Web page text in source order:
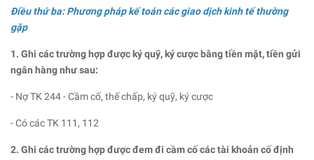
Điều thứ ba: Phương pháp kế toán các giao dịch kinh tế thường
gặp
1. Ghi các trường hợp được ký quỹ, ký cược bằng tiền mặt, tiền gửi
ngân hàng như sau:
- Nợ TK 244 - Cầm cố, thế chấp, ký quỹ, ký cược
- Có các TK 111, 112
2. Ghi các trường hợp được đem đi cầm cố các tài khoản cố định